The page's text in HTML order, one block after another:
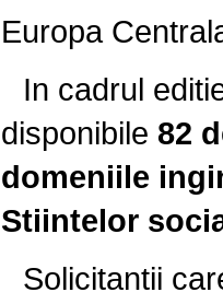
Europa
In cadrul
disponibile 82
domeniile
Stiintelor
Solicitantii